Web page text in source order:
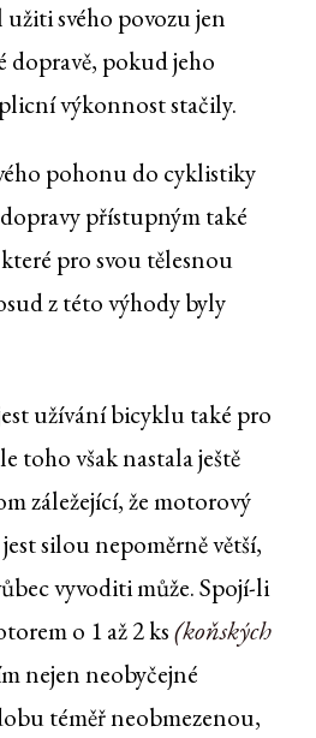
svého povozu jen
dopravě, pokud jeho
výkonnost stačily.
pohonu do cyklistiky
přístupným také
pro svou tělesnou
z této výhody byly
užívání bicyklu také pro
toho však nastala ještě
záležející, že motorový
silou nepoměrně větší,
vyvoditi může. Spojí-li
o 1 až 2 ks(koňských
nejen neobyčejné
téměř neobmezenou,